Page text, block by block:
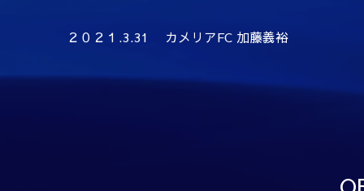
２０２１.3.31 カメリアFC 加藤義裕